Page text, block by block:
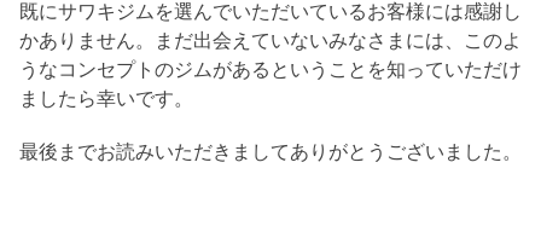
既にサワキジムを選んでいただいているお客様には感謝し
かありません。まだ出会えていないみなさまには、このよ
うなコンセプトのジムがあるということを知っていただけ
ましたら幸いです。
最後までお読みいただきましてありがとうございました。